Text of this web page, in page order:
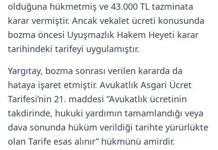
olduğuna hükmetmiş ve 43.000 TL tazminata
karar vermiştir. Ancak vekalet ücreti konusunda
bozma öncesi Uyuşmazlık Hakem Heyeti karar
tarihindeki tarifeyi uygulamıştır.
Yargıtay, bozma sonrası verilen kararda da
hataya işaret etmiştir. Avukatlık Asgari Ücret
Tarifesi’nin 21. maddesi “Avukatlık ücretinin
takdirinde, hukuki yardımın tamamlandığı veya
dava sonunda hüküm verildiği tarihte yürürlükte
olan Tarife esas alınır” hükmünü amirdir.